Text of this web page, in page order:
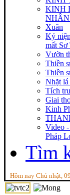
KINH
Xuân
Kỷ
mất
Vườn
Thiền
Thiền
Nhặt
Tích
Giai
Kinh
Video
Pháp
Tìm
Hôm nay Chủ nhật,